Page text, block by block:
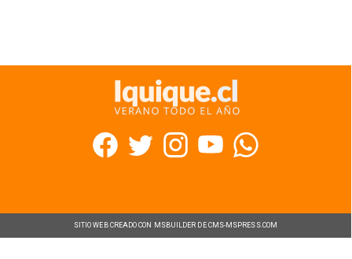
SITIO WEB CREADO CON MSBUILDER DE CMS-MSPRESS.COM